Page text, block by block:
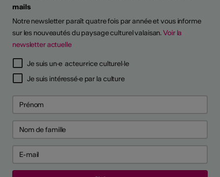
mails
Notre newsletter paraît quatre fois par année et vous informe
sur les nouveautés du paysage culturel valaisan.Voir la
newsletter actuelle
Je suis un·e acteur·rice culturel·le
Je suis intéressé·e par la culture